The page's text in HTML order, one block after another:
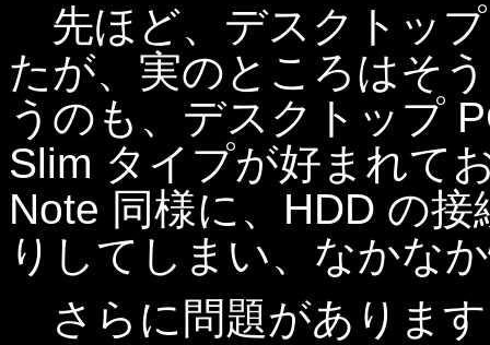
先ほど、デスクトッ
たが、実のところはそ
うのも、デスクトップ
Slim タイプが好まれて
Note 同様に、HDD の
りしてしまい、なかな
さらに問題がありま